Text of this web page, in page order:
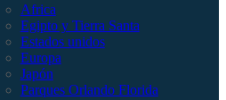
Africa
Egipto y Tierra Santa
Estados unidos
Europa
Japón
Parques Orlando Florida